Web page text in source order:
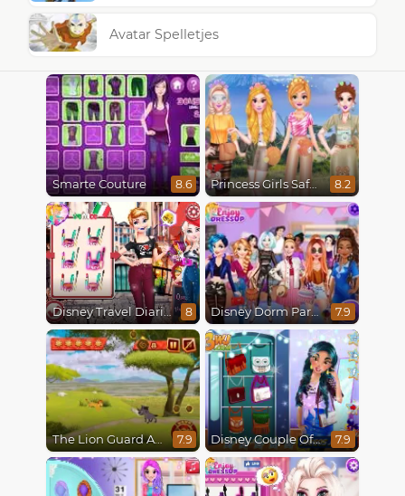
Avatar Spelletjes
Smarte Couture 8.6 Princess Girls Safari Trip 8.2
Disney Travel Diaries: City Break 8 Disney Dorm Party 7.9
The Lion Guard Assemble 7.9 Disney Couple Of The Year 7.9